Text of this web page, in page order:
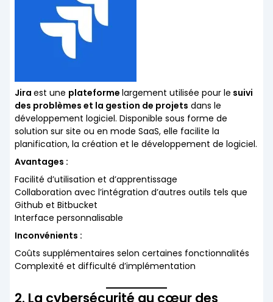
Jira est une plateforme largement utilisée pour le suivi
des problèmes et la gestion de projets dans le
développement logiciel. Disponible sous forme de
solution sur site ou en mode SaaS, elle facilite la
planification, la création et le développement de logiciel.
Avantages :
Facilité d’utilisation et d’apprentissage
Collaboration avec l’intégration d’autres outils tels que
Github et Bitbucket
Interface personnalisable
Inconvénients :
Coûts supplémentaires selon certaines fonctionnalités
Complexité et difficulté d’implémentation
2. La cybersécurité au cœur des